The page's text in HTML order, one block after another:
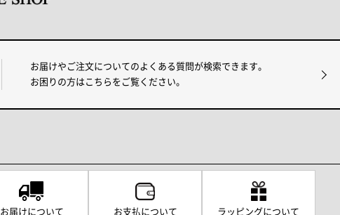
お届けやご注文についてのよくある質問が検索できます。
お困りの方はこちらをご覧ください。
お届けについて お支払について ラッピングについて